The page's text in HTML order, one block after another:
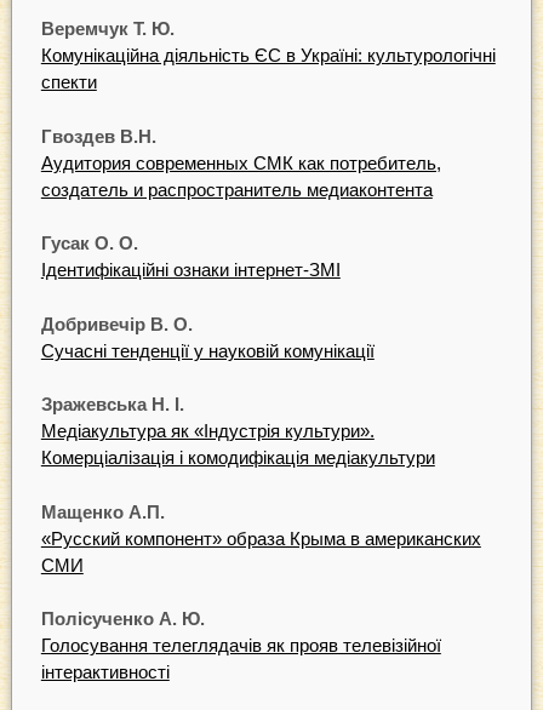
Веремчук Т. Ю.
Комунікаційна діяльність ЄС в Україні: культурологічні
спекти
Гвоздев В.Н.
Аудитория современных СМК как потребитель,
создатель и распространитель медиаконтента
Гусак О. О.
Ідентифікаційні ознаки інтернет-ЗМІ
Добривечір В. О.
Сучасні тенденції у науковій комунікації
Зражевська Н. І.
Медіакультура як «Індустрія культури».
Комерціалізація і комодифікація медіакультури
Мащенко А.П.
«Русский компонент» образа Крыма в американских
СМИ
Полісученко А. Ю.
Голосування телеглядачів як прояв телевізійної
інтерактивності